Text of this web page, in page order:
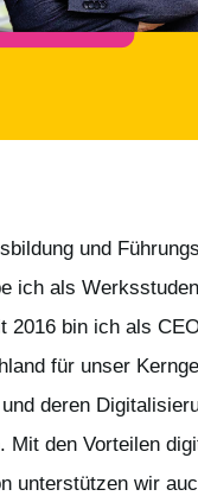
und
ich als
2016 bin ich als
für unser
deren
Mit den Vorteilen
unterstützen wir